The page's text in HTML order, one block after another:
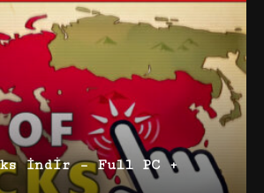
İndir – Full PC +